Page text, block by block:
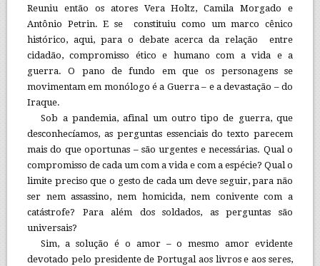
Reuniu então os atores Vera Holtz, Camila Morgado e
Antônio Petrin. E se constituiu como um marco cênico
histórico, aqui, para o debate acerca da relação entre
cidadão, compromisso ético e humano com a vida e a
guerra. O pano de fundo em que os personagens se
movimentam em monólogo é a Guerra – e a devastação – do
Iraque.
Sob a pandemia, afinal um outro tipo de guerra, que
desconhecíamos, as perguntas essenciais do texto parecem
mais do que oportunas – são urgentes e necessárias. Qual o
compromisso de cada um com a vida e com a espécie? Qual o
limite preciso que o gesto de cada um deve seguir, para não
ser nem assassino, nem homicida, nem conivente com a
catástrofe? Para além dos soldados, as perguntas são
universais?
Sim, a solução é o amor – o mesmo amor evidente
devotado pelo presidente de Portugal aos livros e aos seres,